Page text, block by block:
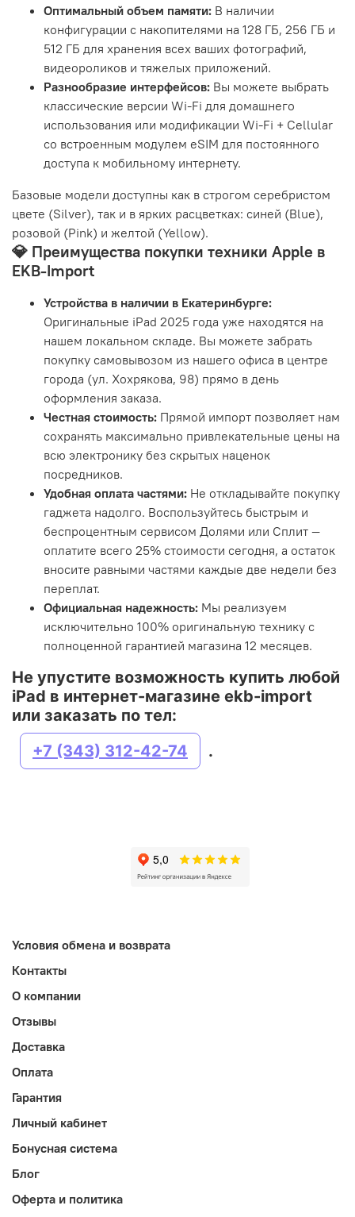
Оптимальный объем памяти: В наличии
конфигурации с накопителями на 128 ГБ, 256 ГБ и
512 ГБ для хранения всех ваших фотографий,
видеороликов и тяжелых приложений.
Разнообразие интерфейсов: Вы можете выбрать
классические версии Wi-Fi для домашнего
использования или модификации Wi-Fi + Cellular
со встроенным модулем eSIM для постоянного
доступа к мобильному интернету.
Базовые модели доступны как в строгом серебристом
цвете (Silver), так и в ярких расцветках: синей (Blue),
розовой (Pink) и желтой (Yellow).
💎 Преимущества покупки техники Apple в
EKB-Import
Устройства в наличии в Екатеринбурге:
Оригинальные iPad 2025 года уже находятся на
нашем локальном складе. Вы можете забрать
покупку самовывозом из нашего офиса в центре
города (ул. Хохрякова, 98) прямо в день
оформления заказа.
Честная стоимость: Прямой импорт позволяет нам
сохранять максимально привлекательные цены на
всю электронику без скрытых наценок
посредников.
Удобная оплата частями: Не откладывайте покупку
гаджета надолго. Воспользуйтесь быстрым и
беспроцентным сервисом Долями или Сплит —
оплатите всего 25% стоимости сегодня, а остаток
вносите равными частями каждые две недели без
переплат.
Официальная надежность: Мы реализуем
исключительно 100% оригинальную технику с
полноценной гарантией магазина 12 месяцев.
Не упустите возможность купить любой
iPad в интернет-магазине ekb-import
или заказать по тел:
+7 (343) 312-42-74
.
Условия обмена и возврата
Контакты
О компании
Отзывы
Доставка
Оплата
Гарантия
Личный кабинет
Бонусная система
Блог
Оферта и политика